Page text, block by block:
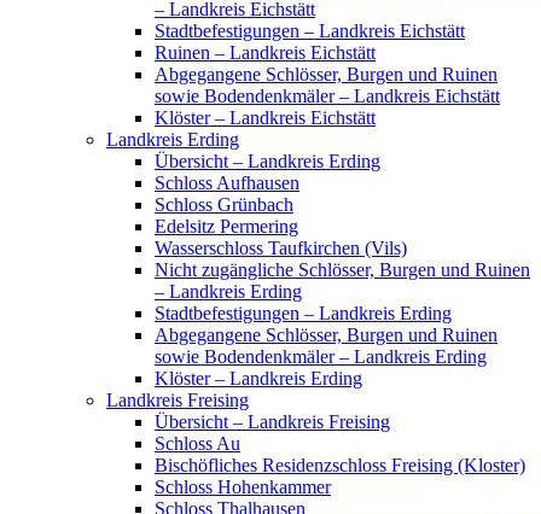
– Landkreis Eichstätt
Stadtbefestigungen – Landkreis Eichstätt
Ruinen – Landkreis Eichstätt
Abgegangene Schlösser, Burgen und Ruinen
sowie Bodendenkmäler – Landkreis Eichstätt
Klöster – Landkreis Eichstätt
Landkreis Erding
Übersicht – Landkreis Erding
Schloss Aufhausen
Schloss Grünbach
Edelsitz Permering
Wasserschloss Taufkirchen (Vils)
Nicht zugängliche Schlösser, Burgen und Ruinen
– Landkreis Erding
Stadtbefestigungen – Landkreis Erding
Abgegangene Schlösser, Burgen und Ruinen
sowie Bodendenkmäler – Landkreis Erding
Klöster – Landkreis Erding
Landkreis Freising
Übersicht – Landkreis Freising
Schloss Au
Bischöfliches Residenzschloss Freising (Kloster)
Schloss Hohenkammer
Schloss Thalhausen